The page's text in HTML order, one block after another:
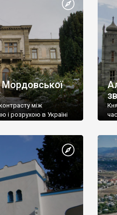
між
і розрухою в Україні